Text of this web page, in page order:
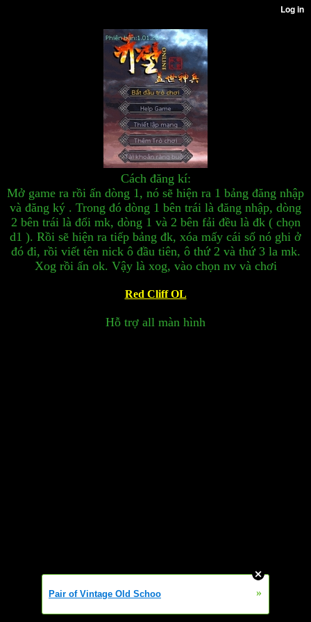
Cách đăng kí:
Mở game ra rồi ấn dòng 1, nó sẽ hiện ra 1 bảng đăng nhập
và đăng ký . Trong đó dòng 1 bên trái là đăng nhập, dòng
2 bên trái là đổi mk, dòng 1 và 2 bên fải đều là đk ( chọn
d1 ). Rồi sẽ hiện ra tiếp bảng đk, xóa mấy cái số nó ghi ở
đó đi, rồi viết tên nick ô đầu tiên, ô thứ 2 và thứ 3 la mk.
Xog rồi ấn ok. Vậy là xog, vào chọn nv và chơi
Red Cliff OL
Hỗ trợ all màn hình
Pair of Vintage Old Schoo »